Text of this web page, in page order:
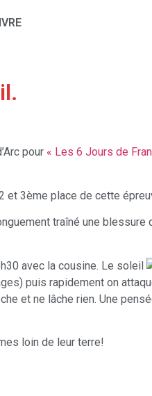
pour « Les 6 Jours de
3ème place de cette
traîné une blessure
avec la cousine. Le soleil
puis rapidement on
et ne lâche rien. Une
loin de leur terre!